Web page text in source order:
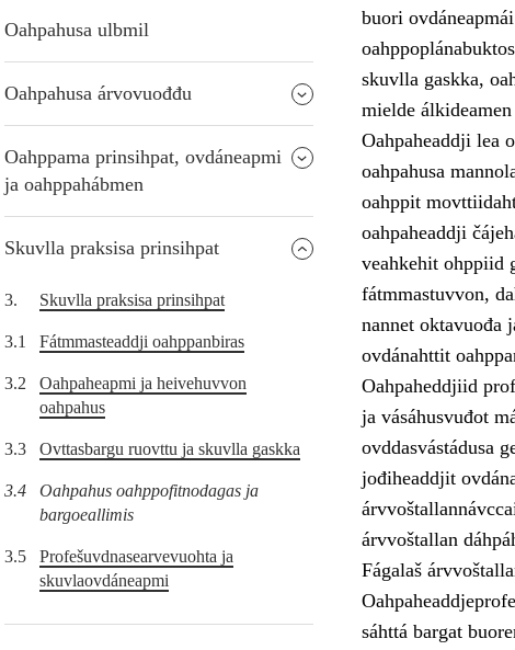
Oahpahusa ulbmil
Oahpahusa árvovuođđu
Oahppama prinsihpat, ovdáneapmi
ja oahppahábmen
Skuvlla praksisa prinsihpat
3. Skuvlla praksisa prinsihpat
3.1 Fátmmasteaddji oahppanbiras
3.2
Oahpaheapmi ja heivehuvvon
oahpahus
3.3 Ovttasbargu ruovttu ja skuvlla gaskka
3.4
Oahpahus oahppofitnodagas ja
bargoeallimis
3.5
Profešuvdnasearvevuohta ja
skuvlaovdáneapmi
buori
skuvlla gaskka,
mielde
Oahpaheaddji lea
oahpahusa
oahppit
oahpaheaddji
veahkehit ohppiid
fátmmastuvvon,
nannet oktavuođa
ovdánahttit
Oahpaheddjiid
ja vásáhusvuđot
ovddasvástádusa
jođiheaddjit
árvvoštallan
Fágalaš
sáhttá bargat